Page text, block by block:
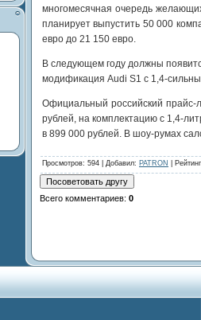
многомесячная очередь
планирует выпустить 50 000
евро до 21 150 евро.
В следующем году должны
модификация Audi S1 с 1,4-
Официальный российский прайс-
рублей, на комплектацию с 1,4-
в 899 000 рублей. В шоу-румах
Просмотров: 594 | Добавил: PATRON Рейтинг
Всего комментариев: 0